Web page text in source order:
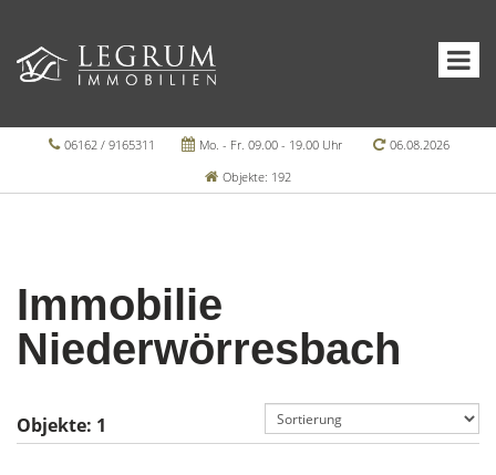
06162 / 9165311 Mo. - Fr. 09.00 - 19.00 Uhr
06.08.2026
Objekte: 192
Immobilie
Niederwörresbach
Objekte: 1